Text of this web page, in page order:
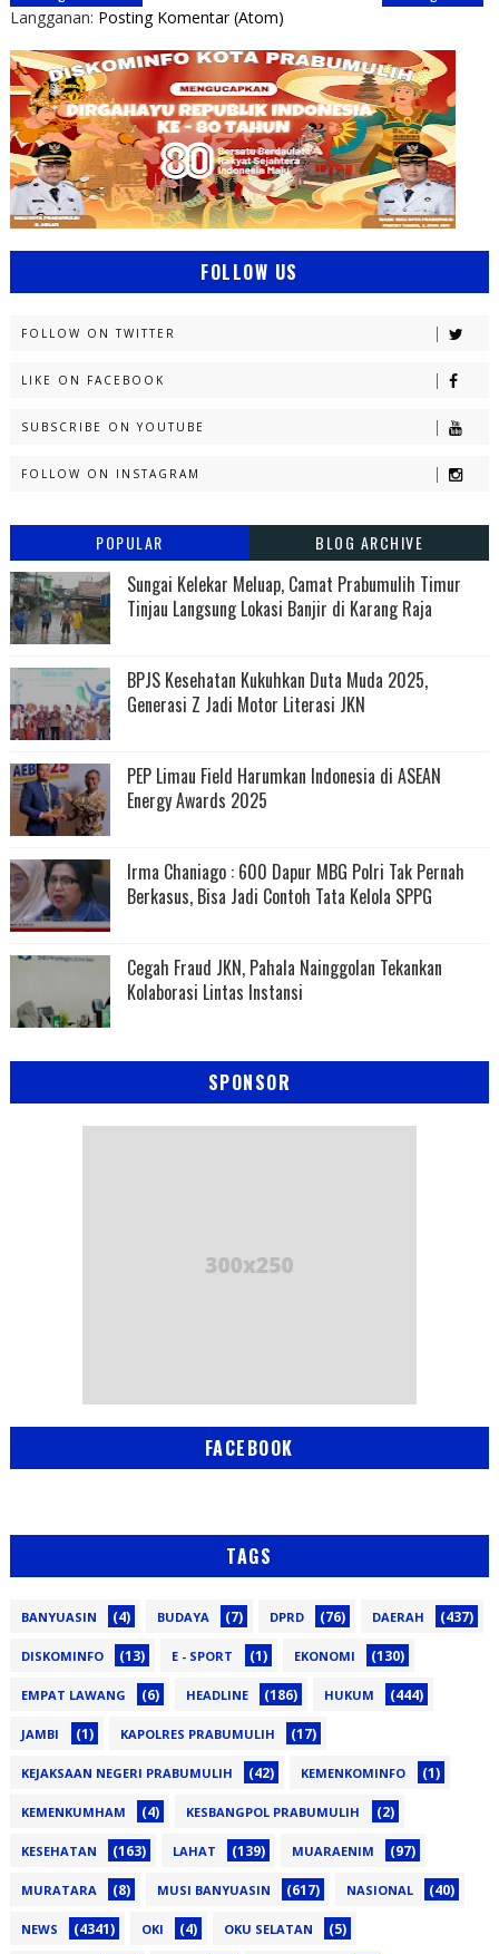
Langganan: Posting Komentar (Atom)
FOLLOW US
FOLLOW ON TWITTER
LIKE ON FACEBOOK
SUBSCRIBE ON YOUTUBE
FOLLOW ON INSTAGRAM
POPULAR BLOG ARCHIVE
Sungai Kelekar Meluap, Camat Prabumulih Timur
Tinjau Langsung Lokasi Banjir di Karang Raja
BPJS Kesehatan Kukuhkan Duta Muda 2025,
Generasi Z Jadi Motor Literasi JKN
PEP Limau Field Harumkan Indonesia di ASEAN
Energy Awards 2025
Irma Chaniago : 600 Dapur MBG Polri Tak Pernah
Berkasus, Bisa Jadi Contoh Tata Kelola SPPG
Cegah Fraud JKN, Pahala Nainggolan Tekankan
Kolaborasi Lintas Instansi
SPONSOR
FACEBOOK
TAGS
BANYUASIN (4) BUDAYA (7) DPRD (76) DAERAH (437)
DISKOMINFO (13) E - SPORT (1) EKONOMI (130)
EMPAT LAWANG (6) HEADLINE (186) HUKUM (444)
JAMBI (1) KAPOLRES PRABUMULIH (17)
KEJAKSAAN NEGERI PRABUMULIH (42) KEMENKOMINFO (1)
KEMENKUMHAM (4) KESBANGPOL PRABUMULIH (2)
KESEHATAN (163) LAHAT (139) MUARAENIM (97)
MURATARA (8) MUSI BANYUASIN (617) NASIONAL (40)
NEWS (4341) OKI (4) OKU SELATAN (5)